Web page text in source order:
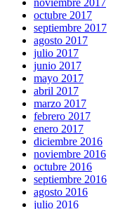
noviembre 2017
octubre 2017
septiembre 2017
agosto 2017
julio 2017
junio 2017
mayo 2017
abril 2017
marzo 2017
febrero 2017
enero 2017
diciembre 2016
noviembre 2016
octubre 2016
septiembre 2016
agosto 2016
julio 2016